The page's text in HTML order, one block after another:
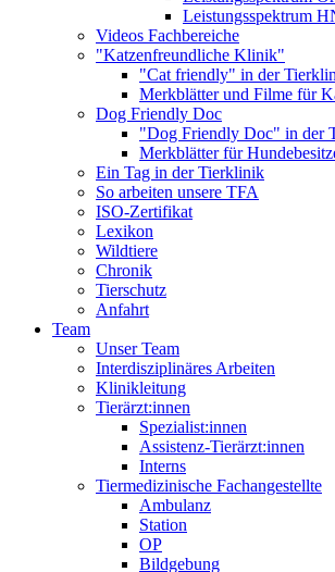
Leistungsspektrum
Videos Fachbereiche
"Katzenfreundliche Klinik"
"Cat friendly" in der
Merkblätter und Filme für
Dog Friendly Doc
"Dog Friendly Doc" in der
Merkblätter für
Ein Tag in der Tierklinik
So arbeiten unsere TFA
ISO-Zertifikat
Lexikon
Wildtiere
Chronik
Tierschutz
Anfahrt
Team
Unser Team
Interdisziplinäres Arbeiten
Klinikleitung
Tierärzt:innen
Spezialist:innen
Assistenz-Tierärzt:innen
Interns
Tiermedizinische Fachangestellte
Ambulanz
Station
OP
Bildgebung